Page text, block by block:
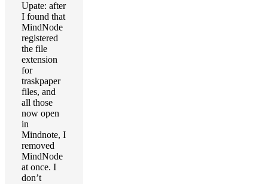
Upate: after
I found that
MindNode
registered
the file
extension
for
traskpaper
files, and
all those
now open
in
Mindnote, I
removed
MindNode
at once. I
don’t